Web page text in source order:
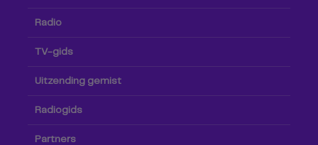
Radio
TV-gids
Uitzending gemist
Radiogids
Partners